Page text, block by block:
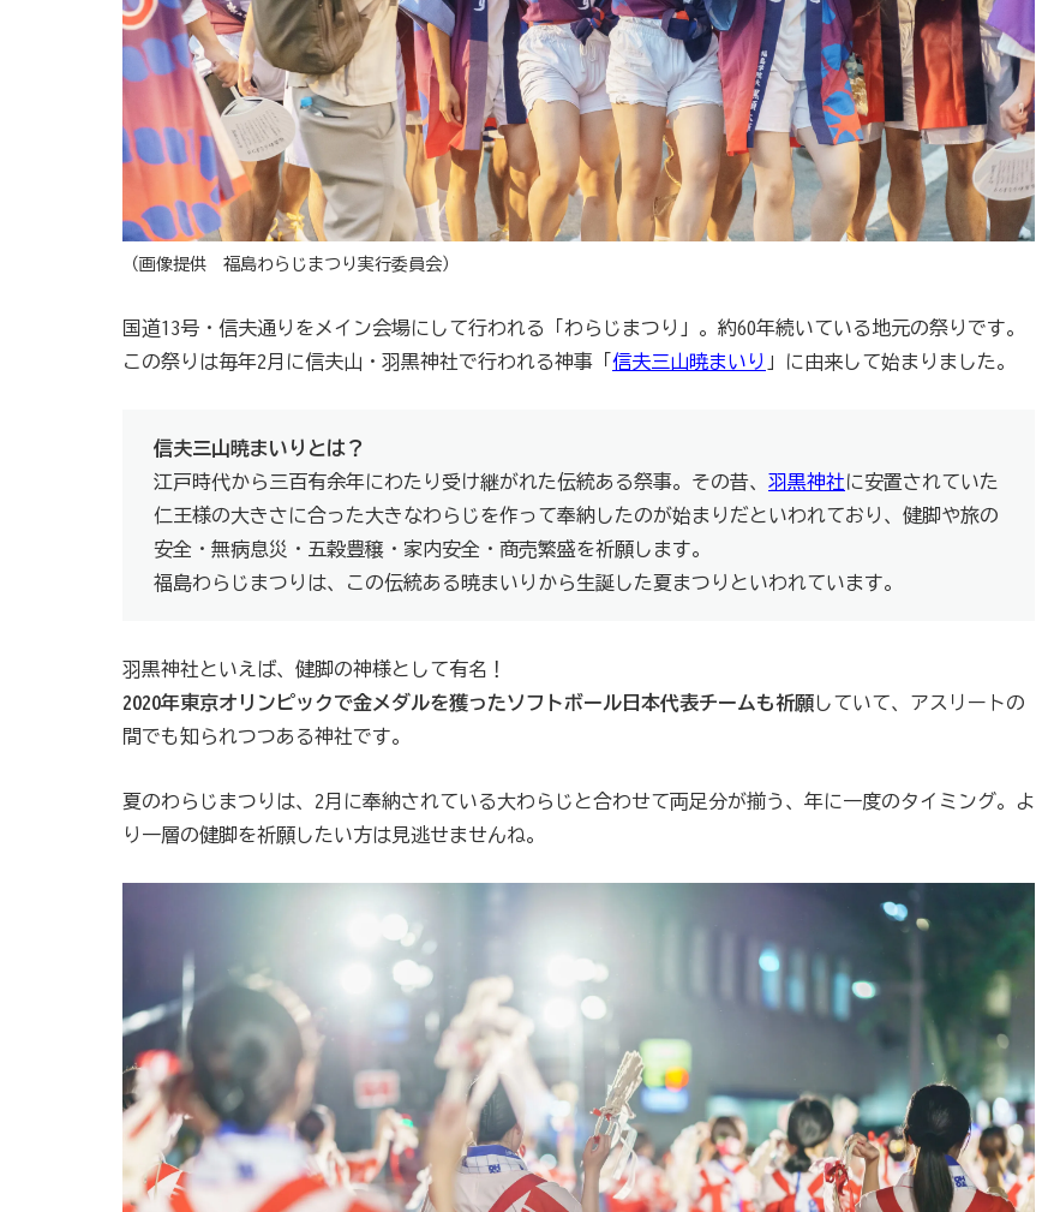
（画像提供 福島わらじまつり実行委員会）
国道13号・信夫通りをメイン会場にして行われる「わらじまつり」。約60年続いている地元の祭りです。
この祭りは毎年2月に信夫山・羽黒神社で行われる神事「 信夫三山暁まいり 」に由来して始まりました。
信夫三山暁まいりとは？
江戸時代から三百有余年にわたり受け継がれた伝統ある祭事。その昔、 羽黒神社に安置されていた
仁王様の大きさに合った大きなわらじを作って奉納したのが始まりだといわれており、健脚や旅の
安全・無病息災・五穀豊穣・家内安全・商売繁盛を祈願します。
福島わらじまつりは、この伝統ある暁まいりから生誕した夏まつりといわれています。
羽黒神社といえば、健脚の神様として有名！
2020年東京オリンピックで金メダルを獲ったソフトボール日本代表チームも祈願 していて、アスリートの
間でも知られつつある神社です。
夏のわらじまつりは、2月に奉納されている大わらじと合わせて両足分が揃う、年に一度のタイミング。よ
り一層の健脚を祈願したい方は見逃せませんね。